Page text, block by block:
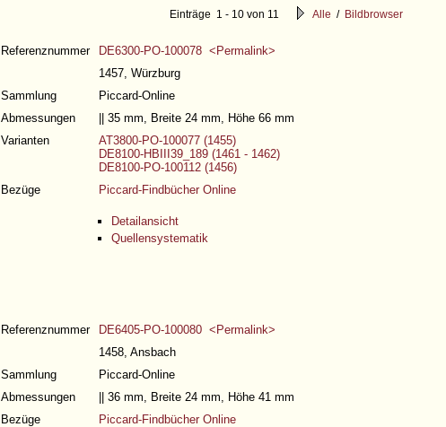
Einträge 1 - 10 von 11 Alle / Bildbrowser
Referenznummer
DE6300-PO-100078 <Permalink>
1457, Würzburg
Sammlung
Piccard-Online
Abmessungen
|| 35 mm, Breite 24 mm, Höhe 66 mm
Varianten
AT3800-PO-100077 (1455)
DE8100-HBIII39_189 (1461 - 1462)
DE8100-PO-100112 (1456)
Bezüge
Piccard-Findbücher Online
Detailansicht
Quellensystematik
Referenznummer
DE6405-PO-100080 <Permalink>
1458, Ansbach
Sammlung
Piccard-Online
Abmessungen
|| 36 mm, Breite 24 mm, Höhe 41 mm
Bezüge
Piccard-Findbücher Online